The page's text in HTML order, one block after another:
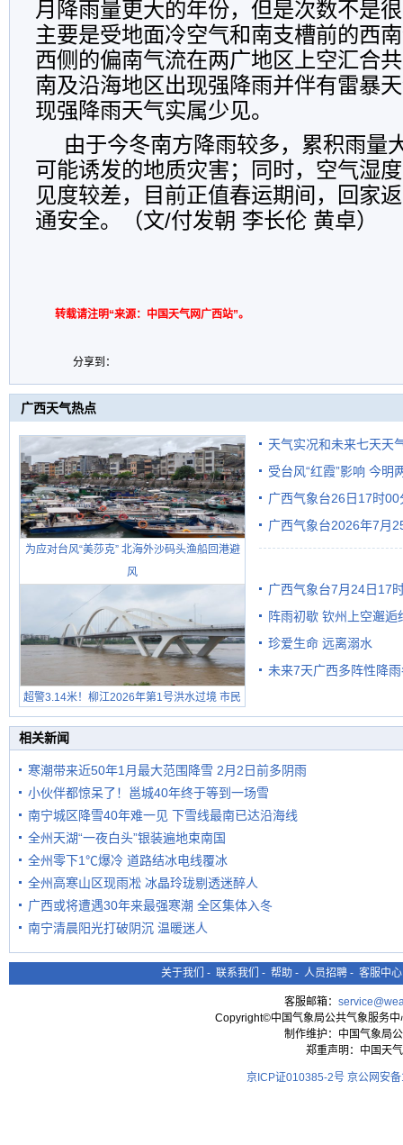
月降雨量更大的年份，但是次数不是
主要是受地面冷空气和南支槽前的西
西侧的偏南气流在两广地区上空汇合
南及沿海地区出现强降雨并伴有雷暴
现强降雨天气实属少见。
由于今冬南方降雨较多，累积雨量
可能诱发的地质灾害；同时，空气湿
见度较差，目前正值春运期间，回家
通安全。（文/付发朝 李长伦 黄卓）
转载请注明“来源：中国天气网广西站”。
分享到：
广西天气热点
为应对台风“美莎克” 北海外沙码头渔船回港避
风
超警3.14米！柳江2026年第1号洪水过境 市民
在堤岸见证汛况
天气实况和未来七天天
受台风“红霞”影响 今明
有较强降雨
广西气象台26日17时
广西气象台2026年7月
广西气象台7月24日17
阵雨初歇 钦州上空邂逅
珍爱生命 远离溺水
未来7天广西多阵性降
相关新闻
寒潮带来近50年1月最大范围降雪 2月2日前多阴雨
小伙伴都惊呆了！邕城40年终于等到一场雪
南宁城区降雪40年难一见 下雪线最南已达沿海线
全州天湖“一夜白头”银装遍地束南国
全州零下1℃爆冷 道路结冰电线覆冰
全州高寒山区现雨凇 冰晶玲珑剔透迷醉人
广西或将遭遇30年来最强寒潮 全区集体入冬
南宁清晨阳光打破阴沉 温暖迷人
关于我们 - 联系我们 - 帮助 - 人员招聘 - 客服中心
客服邮箱：
Copyright©中国气象局公共气象服务
制作维护：中国气象局
郑重声明：中国天
京ICP证010385-2号 京公网安